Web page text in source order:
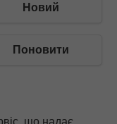
Новий
Поновити
що надає